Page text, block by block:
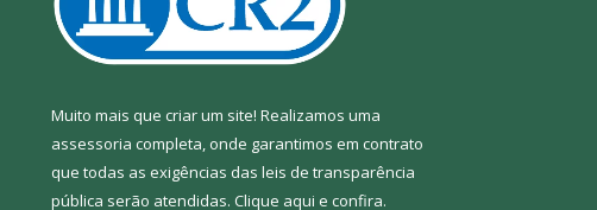
Muito mais que criar um site! Realizamos uma
assessoria completa, onde garantimos em contrato
que todas as exigências das leis de transparência
pública serão atendidas. Clique aqui e confira.